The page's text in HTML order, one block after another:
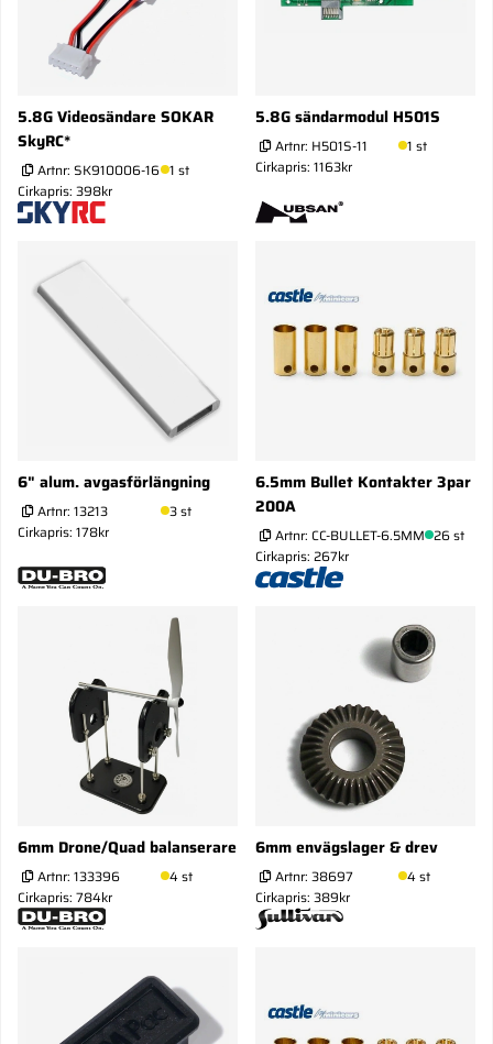
5.8G Videosändare SOKAR
SkyRC*
Artnr: SK910006-16 1 st
Cirkapris: 398kr
5.8G sändarmodul H501S
Artnr: H501S-11
1 st
Cirkapris: 1163kr
6" alum. avgasförlängning
Artnr: 13213
3 st
Cirkapris: 178kr
6.5mm Bullet Kontakter 3par
200A
Artnr: CC-BULLET-6.5MM 26 st
Cirkapris: 267kr
6mm Drone/Quad balanserare
Artnr: 133396
4 st
Cirkapris: 784kr
6mm envägslager & drev
Artnr: 38697
4 st
Cirkapris: 389kr